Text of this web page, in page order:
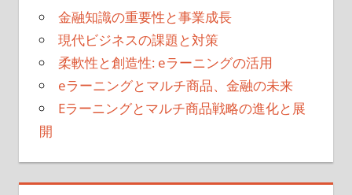
金融知識の重要性と事業成長
現代ビジネスの課題と対策
柔軟性と創造性: eラーニングの活用
eラーニングとマルチ商品、金融の未来
Eラーニングとマルチ商品戦略の進化と展
開